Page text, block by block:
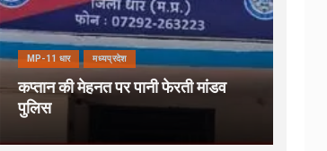
MP-11 धार मध्यप्रदेश
कप्तान की मेहनत पर पानी फेरती मांडव
पुलिस